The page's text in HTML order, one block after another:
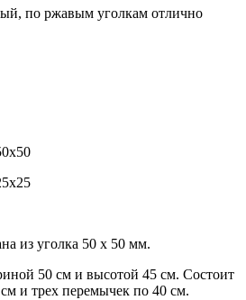
по ржавым уголкам отлично
из уголка 50 х 50 мм.
50 см и высотой 45 см. Состоит
и трех перемычек по 40 см.